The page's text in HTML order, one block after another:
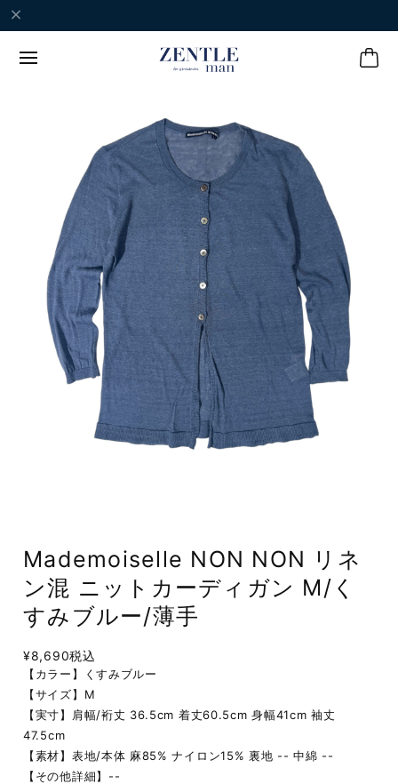
Mademoiselle NON NON リネ
ン混 ニットカーディガン M/く
すみブルー/薄手
¥8,690税込
【カラー】くすみブルー
【サイズ】M
【実寸】肩幅/裄丈 36.5cm 着丈60.5cm 身幅41cm 袖丈
47.5cm
【素材】表地/本体 麻85% ナイロン15% 裏地 -- 中綿 --
【その他詳細】--